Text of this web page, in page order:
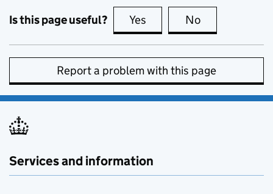
Is this page useful? Yes this page is useful
No
Report a problem with this page
Services and information